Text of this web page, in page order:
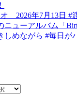
2026年7月13日 #
ニューアルバム「
しめながら #毎日